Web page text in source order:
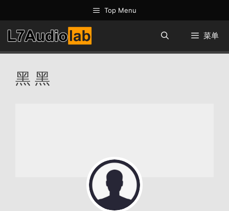
至
内
容
Top Menu
菜单
黑 黑